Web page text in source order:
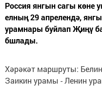
Россия янгын сагы көне
елның 29 апрелендә,
урамнары буйлап Җиңү
бшлады.
Хәрәкәт маршруты:
Заикин урамы - Ленин